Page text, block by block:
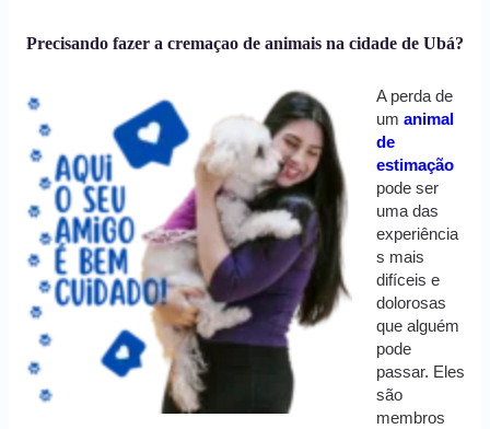
Precisando fazer a cremaçao de animais na cidade de Ubá?
A perda de
umanimal
de
estimação
pode ser
uma das
experiência
s mais
difíceis e
dolorosas
que alguém
pode
passar. Eles
são
membros